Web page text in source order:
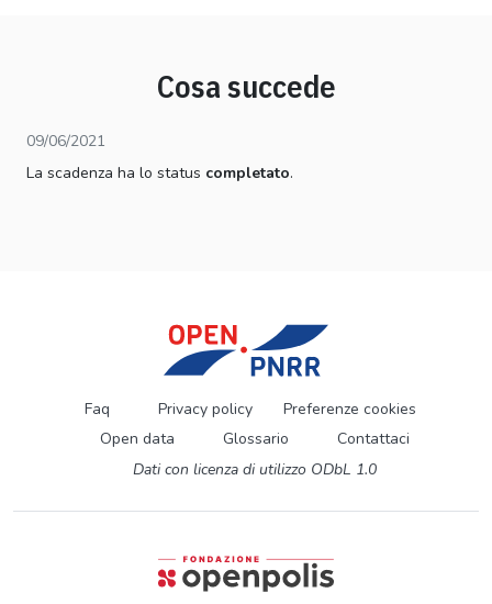
Cosa succede
09/06/2021
La scadenza ha lo status completato.
Faq Privacy policy
Preferenze cookies
Open data
Glossario
Contattaci
Dati con licenza di utilizzo ODbL 1.0